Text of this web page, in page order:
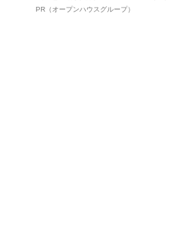
納品3年待ち」のヒット商品を生
PR（オープンハウスグループ）